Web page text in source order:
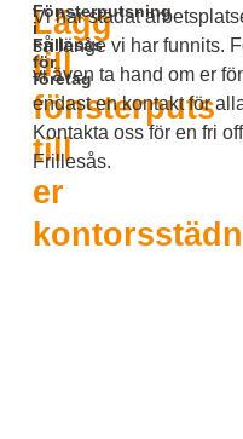
Lägg
till
fönsterputs
till
er
Fönsterputsning
i
Frillesås
för
företag
Vi har städat
så länge vi har funnits.
vi även ta hand om er
endast en kontakt för
Kontakta oss för en fri
Frillesås.